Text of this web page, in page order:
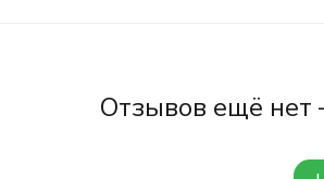
Отзывов ещё